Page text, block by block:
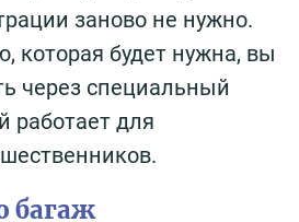
заново не нужно.
которая будет нужна, вы
через специальный
работает для
багаж